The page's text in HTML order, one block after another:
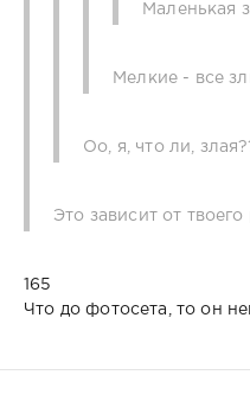
Маленькая
Мелкие - все
Оо, я, что ли,
Это зависит от твоего
165
Что до фотосета, то он